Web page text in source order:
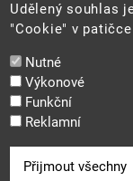
Mapa webu
Udělený souhlas
"Cookie" v
Nutné
Výkonové
Funkční
Reklamní
Přijmout všechny